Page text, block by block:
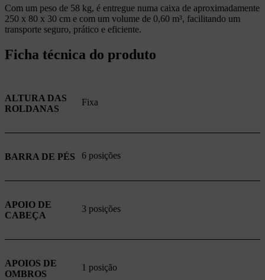
Com um peso de 58 kg, é entregue numa caixa de aproximadamente
250 x 80 x 30 cm e com um volume de 0,60 m³, facilitando um
transporte seguro, prático e eficiente.
Ficha técnica do produto
ALTURA DAS
ROLDANAS
Fixa
BARRA DE PÉS 6 posições
APOIO DE
CABEÇA
3 posições
APOIOS DE
OMBROS
1 posição